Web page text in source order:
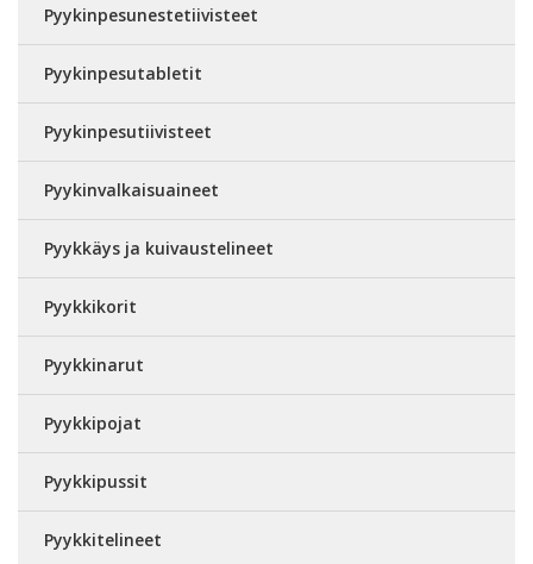
Pyykinpesunestetiivisteet
Pyykinpesutabletit
Pyykinpesutiivisteet
Pyykinvalkaisuaineet
Pyykkäys ja kuivaustelineet
Pyykkikorit
Pyykkinarut
Pyykkipojat
Pyykkipussit
Pyykkitelineet